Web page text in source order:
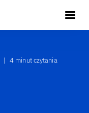
| 4 minut czytania